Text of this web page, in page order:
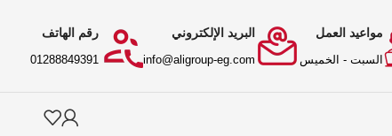
مواعيد العمل
السبت - الخميس
البريد الإلكتروني
info@aligroup-eg.com
رقم الهاتف
01288849391